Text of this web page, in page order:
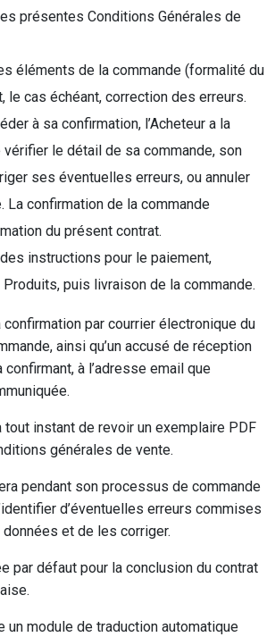
présentes Conditions Générales de
éléments de la commande (formalité du
le cas échéant, correction des erreurs.
à sa confirmation, l’Acheteur a la
le détail de sa commande, son
ses éventuelles erreurs, ou annuler
La confirmation de la commande
du présent contrat.
instructions pour le paiement,
puis livraison de la commande.
confirmation par courrier électronique du
ainsi qu’un accusé de réception
à l’adresse email que
tout instant de revoir un exemplaire PDF
générales de vente.
pendant son processus de commande
d’éventuelles erreurs commises
et de les corriger.
par défaut pour la conclusion du contrat
un module de traduction automatique